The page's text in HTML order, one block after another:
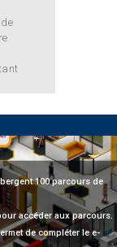
100 parcours de
accéder aux parcours.
de compléter le e-